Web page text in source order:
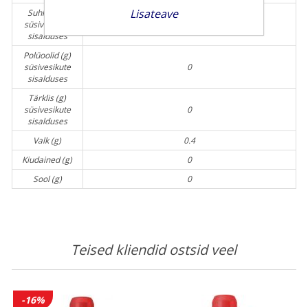
Suhkur (g)
süsivesikute
sisalduses
Polüoolid (g)
süsivesikute
sisalduses
0
Tärklis (g)
süsivesikute
sisalduses
0
Valk (g)
0.4
Kiudained (g)
0
Sool (g)
0
Teised kliendid ostsid veel
-16%
Lisateave